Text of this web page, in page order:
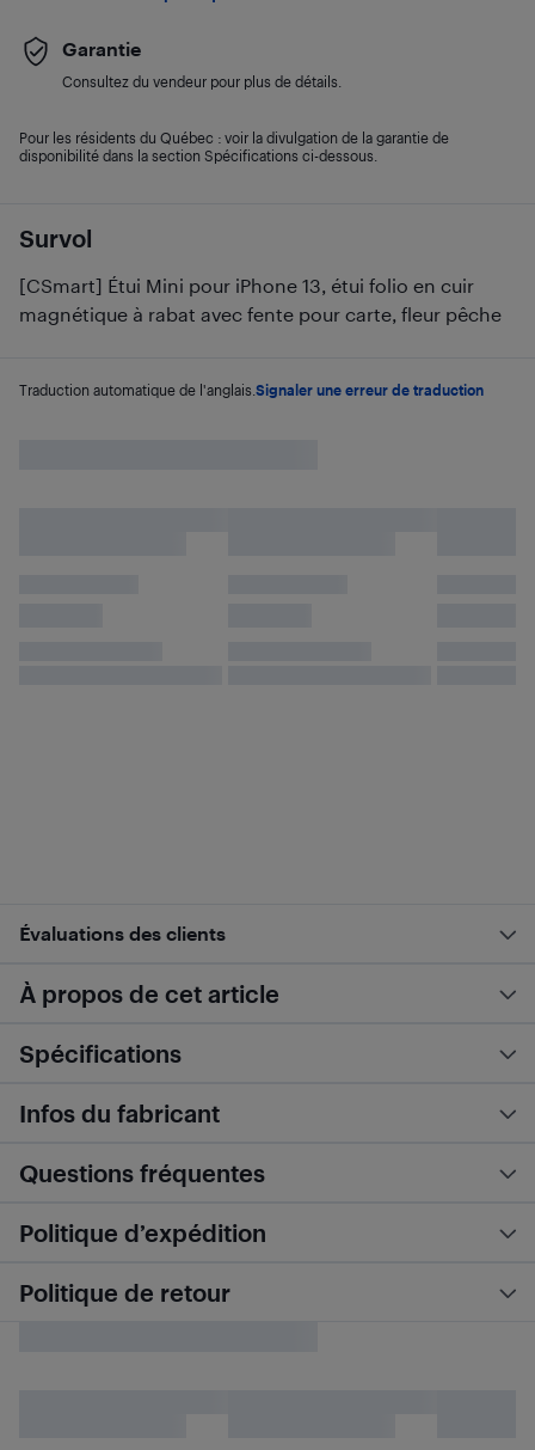
Survol
[CSmart] Étui Mini pour iPhone 13, étui folio en cuir
magnétique à rabat avec fente pour carte, fleur pêche
Traduction automatique de l'anglais. Signaler une erreur de traduction
Garantie
Consultez du vendeur pour plus de détails.
Pour les résidents du Québec : voir la divulgation de la garantie de
disponibilité dans la section Spécifications ci-dessous.
Évaluations des clients
À propos de cet article
Spécifications
Infos du fabricant
Questions fréquentes
Politique d’expédition
Politique de retour